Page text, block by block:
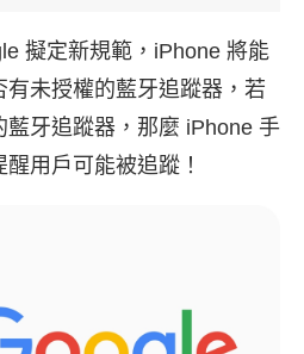
擬定新規範，iPhone 將能
未授權的藍牙追蹤器，若
牙追蹤器，那麼 iPhone 手
用戶可能被追蹤！